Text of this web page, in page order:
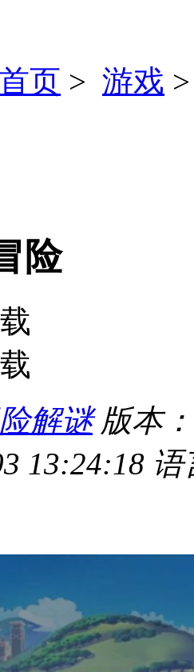
页 > 游戏
险
解谜 版本：
13:24:18 语